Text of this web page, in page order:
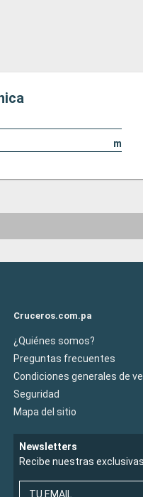
m
Cruceros.com.pa
¿Quiénes somos?
Preguntas frecuentes
Condiciones generales de
Seguridad
Mapa del sitio
Newsletters
Recibe nuestras
TU EMAIL